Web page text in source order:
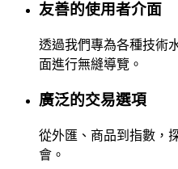
友善的使用者介面
透過我們專為各種技術
面進行無縫導覽。
廣泛的交易選項
從外匯、商品到指數，
會。